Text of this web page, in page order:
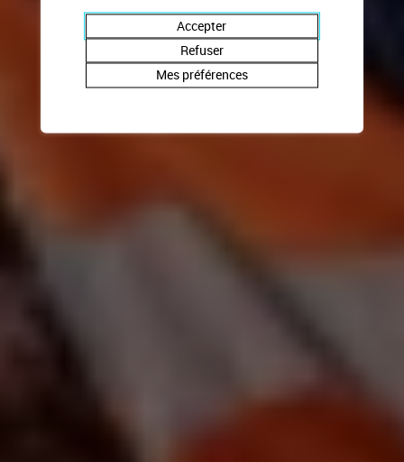
Accepter
Refuser
Mes préférences